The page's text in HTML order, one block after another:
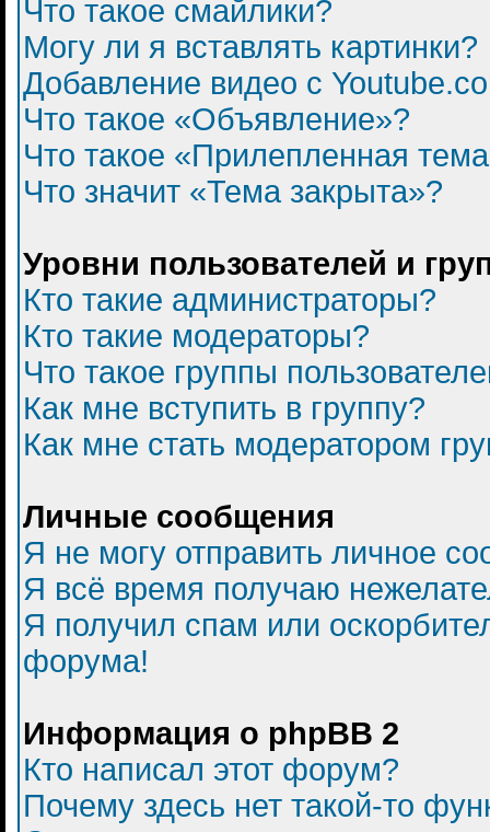
Что такое смайлики?
Могу ли я вставлять картинки?
Добавление видео с
Что такое «Объявление»?
Что такое «Прилепленная
Что значит «Тема закрыта»?
Уровни пользователей и
Кто такие администраторы?
Кто такие модераторы?
Что такое группы
Как мне вступить в группу?
Как мне стать модератором
Личные сообщения
Я не могу отправить личное
Я всё время получаю
Я получил спам или
форума!
Информация о phpBB 2
Кто написал этот форум?
Почему здесь нет такой-то